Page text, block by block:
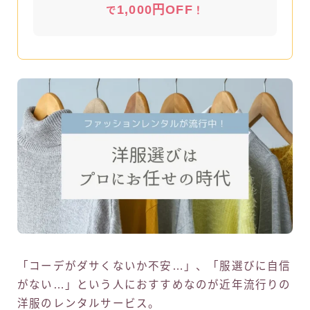
で1,000円OFF ！
「コーデがダサくないか不安…」、「服選びに自信
がない…」という人におすすめなのが近年流行りの
洋服のレンタルサービス。